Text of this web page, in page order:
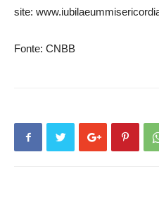
site:
Fonte: CNBB